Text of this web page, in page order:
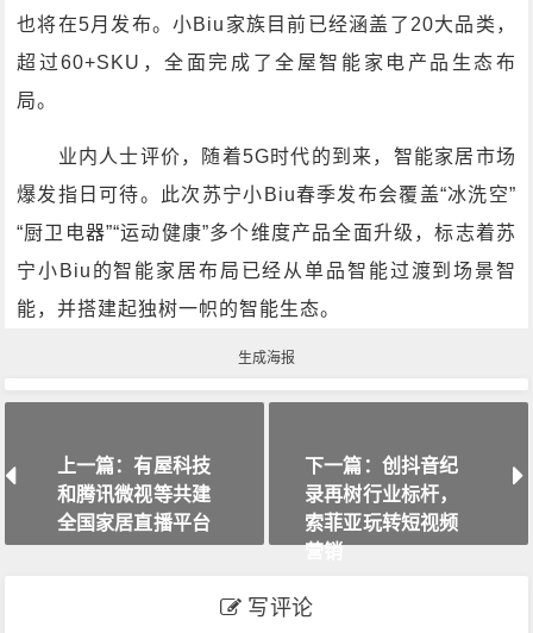
也将在5月发布。小Biu家族目前已经涵盖了20大品类，
超过60+SKU，全面完成了全屋智能家电产品生态布
局。
业内人士评价，随着5G时代的到来，智能家居市场
爆发指日可待。此次苏宁小Biu春季发布会覆盖“冰洗空”
“厨卫电器”“运动健康”多个维度产品全面升级，标志着苏
宁小Biu的智能家居布局已经从单品智能过渡到场景智
能，并搭建起独树一帜的智能生态。
生成海报
上一篇：有屋科技
和腾讯微视等共建
全国家居直播平台
下一篇：创抖音纪
录再树行业标杆，
索菲亚玩转短视频
营销
写评论